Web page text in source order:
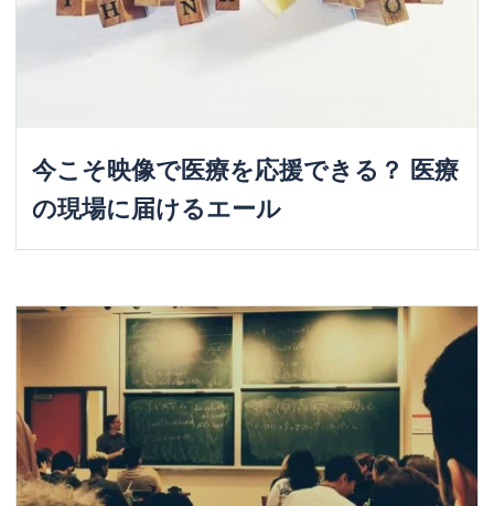
今こそ映像で医療を応援できる？ 医療
の現場に届けるエール